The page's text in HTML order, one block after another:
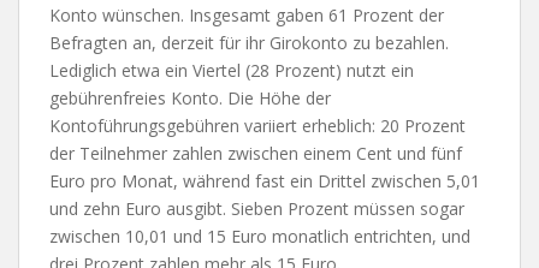
Konto wünschen. Insgesamt gaben 61 Prozent der
Befragten an, derzeit für ihr Girokonto zu bezahlen.
Lediglich etwa ein Viertel (28 Prozent) nutzt ein
gebührenfreies Konto. Die Höhe der
Kontoführungsgebühren variiert erheblich: 20 Prozent
der Teilnehmer zahlen zwischen einem Cent und fünf
Euro pro Monat, während fast ein Drittel zwischen 5,01
und zehn Euro ausgibt. Sieben Prozent müssen sogar
zwischen 10,01 und 15 Euro monatlich entrichten, und